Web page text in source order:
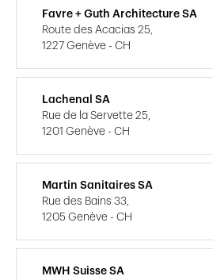
Favre + Guth Architecture SA
Route des Acacias 25,
1227 Genève - CH
Lachenal SA
Rue de la Servette 25,
1201 Genève - CH
Martin Sanitaires SA
Rue des Bains 33,
1205 Genève - CH
MWH Suisse SA